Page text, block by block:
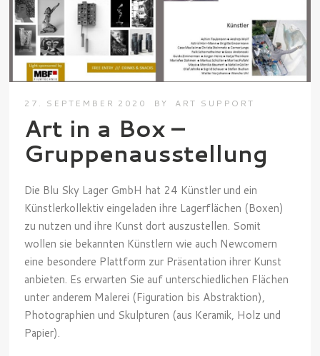
27. SEPTEMBER 2020 BY ART SUPPORT
Art in a Box –
Gruppenausstellung
Die Blu Sky Lager GmbH hat 24 Künstler und ein
Künstlerkollektiv eingeladen ihre Lagerflächen (Boxen)
zu nutzen und ihre Kunst dort auszustellen. Somit
wollen sie bekannten Künstlern wie auch Newcomern
eine besondere Plattform zur Präsentation ihrer Kunst
anbieten. Es erwarten Sie auf unterschiedlichen Flächen
unter anderem Malerei (Figuration bis Abstraktion),
Photographien und Skulpturen (aus Keramik, Holz und
Papier).